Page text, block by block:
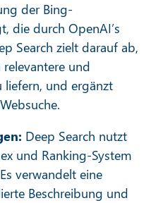
der Bing-
die durch OpenAI’s
Search zielt darauf ab,
und
liefern, und ergänzt
Deep Search nutzt
und Ranking-System
verwandelt eine
Beschreibung und